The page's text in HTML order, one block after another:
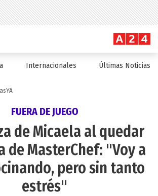
Internacionales Últimas Noticias
FUERA DE JUEGO
de Micaela al quedar
de MasterChef: "Voy a
pero sin tanto
estrés"